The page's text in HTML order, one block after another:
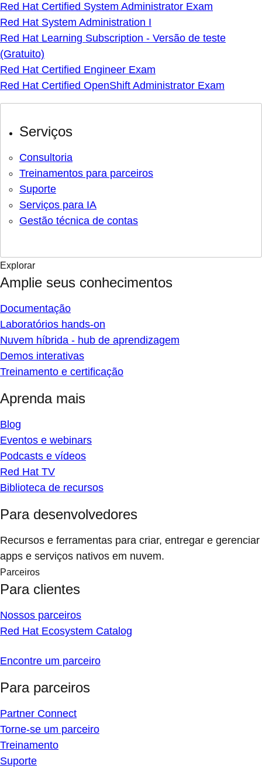
Red Hat Certified System Administrator Exam
Red Hat System Administration I
Red Hat Learning Subscription - Versão de teste
(Gratuito)
Red Hat Certified Engineer Exam
Red Hat Certified OpenShift Administrator Exam
Serviços
Consultoria
Treinamentos para parceiros
Suporte
Serviços para IA
Gestão técnica de contas
Explorar
Amplie seus conhecimentos
Documentação
Laboratórios hands-on
Nuvem híbrida - hub de aprendizagem
Demos interativas
Treinamento e certificação
Aprenda mais
Blog
Eventos e webinars
Podcasts e vídeos
Red Hat TV
Biblioteca de recursos
Para desenvolvedores
Recursos e ferramentas para criar, entregar e gerenciar
apps e serviços nativos em nuvem.
Parceiros
Para clientes
Nossos parceiros
Red Hat Ecosystem Catalog
Encontre um parceiro
Para parceiros
Partner Connect
Torne-se um parceiro
Treinamento
Suporte